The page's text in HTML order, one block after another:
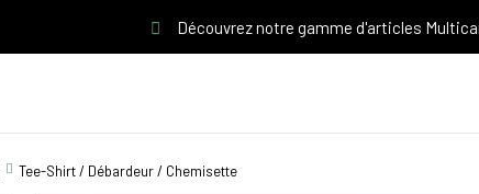
Découvrez notre gamme d'articles
Tee-Shirt / Débardeur / Chemisette